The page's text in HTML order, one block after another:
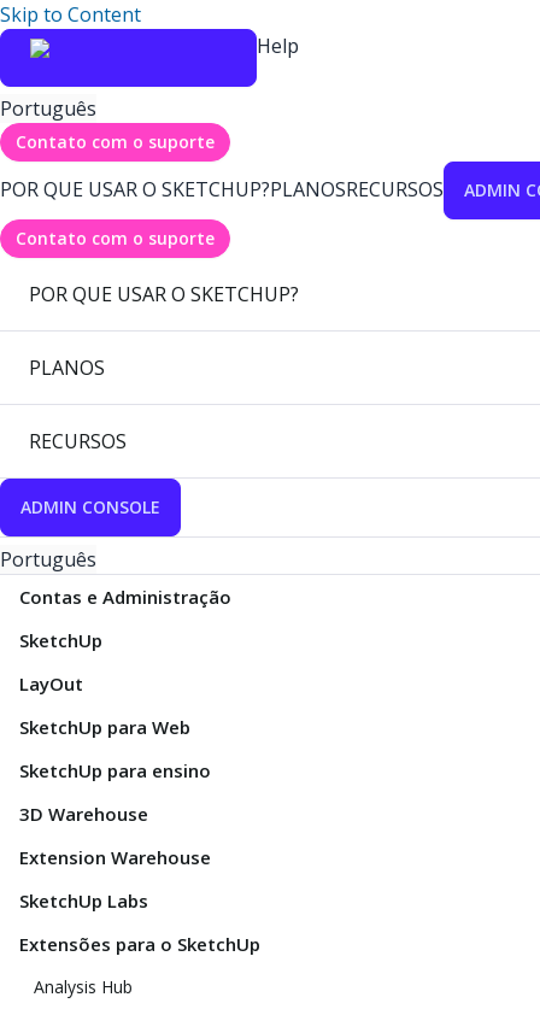
Skip to Content
Help
Português
Contato com o suporte
POR QUE USAR O SKETCHUP?PLANOSRECURSOS ADMIN
Contato com o suporte
POR QUE USAR O SKETCHUP?
PLANOS
RECURSOS
ADMIN CONSOLE
Português
Contas e Administração
SketchUp
LayOut
SketchUp para Web
SketchUp para ensino
3D Warehouse
Extension Warehouse
SketchUp Labs
Extensões para o SketchUp
Analysis Hub